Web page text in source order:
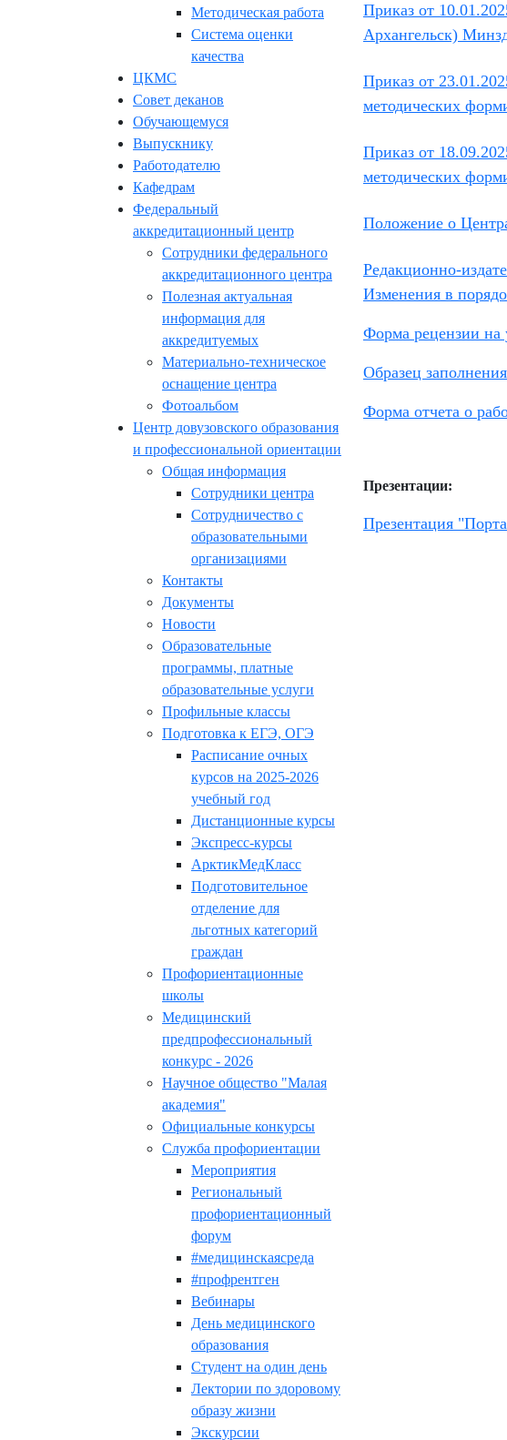
Методическая работа
Система оценки
качества
ЦКМС
Совет деканов
Обучающемуся
Выпускнику
Работодателю
Кафедрам
Федеральный
аккредитационный центр
Сотрудники федерального
аккредитационного центра
Полезная актуальная
информация для
аккредитуемых
Материально-техническое
оснащение центра
Фотоальбом
Центр довузовского образования
и профессиональной ориентации
Общая информация
Сотрудники центра
Сотрудничество с
образовательными
организациями
Контакты
Документы
Новости
Образовательные
программы, платные
образовательные услуги
Профильные классы
Подготовка к ЕГЭ, ОГЭ
Расписание очных
курсов на 2025-2026
учебный год
Дистанционные курсы
Экспресс-курсы
АрктикМедКласс
Подготовительное
отделение для
льготных категорий
граждан
Профориентационные
школы
Медицинский
предпрофессиональный
конкурс - 2026
Научное общество "Малая
академия"
Официальные конкурсы
Служба профориентации
Мероприятия
Региональный
профориентационный
форум
#медицинскаясреда
#профрентген
Вебинары
День медицинского
образования
Студент на один день
Лектории по здоровому
образу жизни
Экскурсии
Приказ от
Архангельск)
Приказ от
методических
Приказ от
методических
Положение о
Редакционно-
Изменения в
Форма рецензии на
Образец
Форма отчета о
Презентации:
Презентация